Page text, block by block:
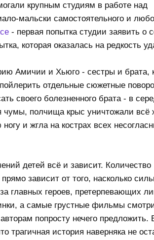
крупным студиям в работе над
мальски самостоятельного и
- первая попытка студии заявить о
которая оказалась на редкость
Амичии и Хьюго - сестры и брата,
отдельные сюжетные
своего болезненного брата - в
чумы, полчища крыс уничтожали всё
и жгла на кострах всех
детей всё и зависит. Количество
зависит от того, насколько
главных героев, претерпевающих
а самые грустные фильмы
попросту нечего предложить.
трагичная история наверняка не